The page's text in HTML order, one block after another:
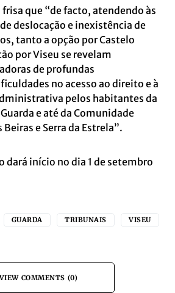
que “de facto, atendendo às
deslocação e inexistência de
tanto a opção por Castelo
por Viseu se revelam
de profundas
no acesso ao direito e à
pelos habitantes da
e até da Comunidade
e Serra da Estrela”.
dará início no dia 1 de setembro
GUARDA TRIBUNAIS VISEU
COMMENTS (0)